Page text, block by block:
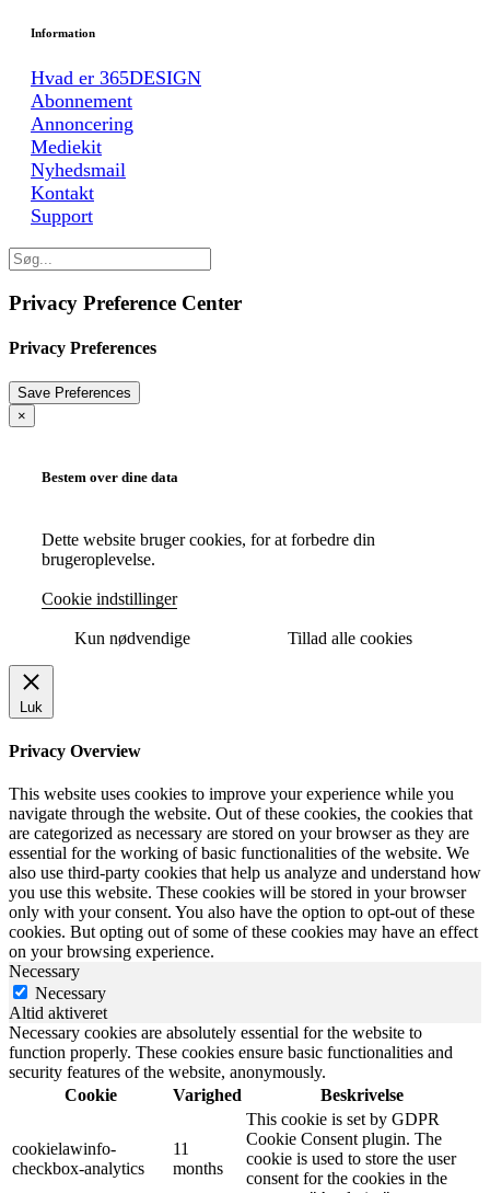
Information
Hvad er 365DESIGN
Abonnement
Annoncering
Mediekit
Nyhedsmail
Kontakt
Support
Privacy Preference Center
Privacy Preferences
×
Bestem over dine data
Dette website bruger cookies, for at forbedre din
brugeroplevelse.
Cookie indstillinger
Kun nødvendige Tillad alle cookies
Luk
Privacy Overview
This website uses cookies to improve your experience while you
navigate through the website. Out of these cookies, the cookies that
are categorized as necessary are stored on your browser as they are
essential for the working of basic functionalities of the website. We
also use third-party cookies that help us analyze and understand how
you use this website. These cookies will be stored in your browser
only with your consent. You also have the option to opt-out of these
cookies. But opting out of some of these cookies may have an effect
on your browsing experience.
Necessary
Necessary
Altid aktiveret
Necessary cookies are absolutely essential for the website to
function properly. These cookies ensure basic functionalities and
security features of the website, anonymously.
Cookie
Varighed Beskrivelse
cookielawinfo-
checkbox-analytics
11
months
This cookie is set by GDPR
Cookie Consent plugin. The
cookie is used to store the user
consent for the cookies in the